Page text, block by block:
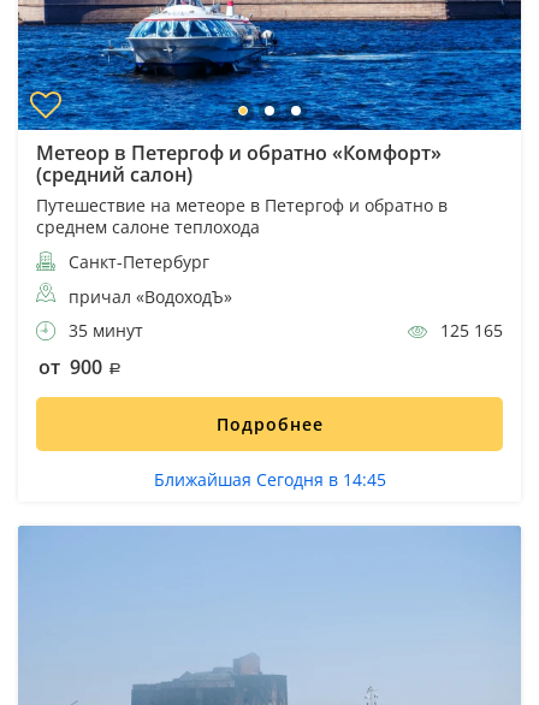
Метеор в Петергоф и обратно «Комфорт»
(средний салон)
Путешествие на метеоре в Петергоф и обратно в
среднем салоне теплохода
Санкт-Петербург
причал «ВодоходЪ»
35 минут
125 165
от 900
Подробнее
Ближайшая Сегодня в 14:45